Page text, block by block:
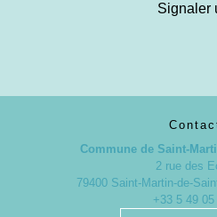
Signaler
Commune de Saint-
2 rue des
79400 Saint-Martin-de-
+33 5 49 05